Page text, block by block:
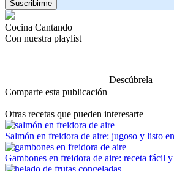
Cocina Cantando
Con nuestra playlist
Descúbrela
Comparte esta publicación
Otras recetas que pueden interesarte
Salmón en freidora de aire: jugoso y listo
Gambones en freidora de aire: receta fácil